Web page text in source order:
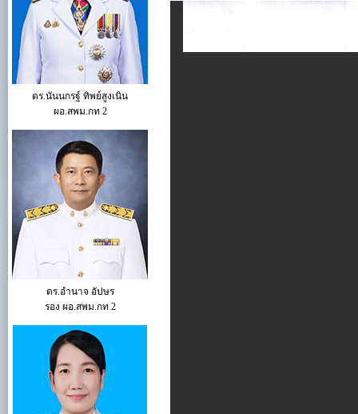
ดร.นันนกรฐ์ ทิพย์สูงเนิน
ผอ.สพม.กท 2
ดร.อำนาจ อัปษร
รอง ผอ.สพม.กท 2